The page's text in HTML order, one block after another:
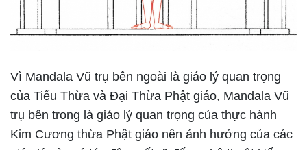
Vì Mandala Vũ trụ bên ngoài là giáo lý quan trọng
của Tiểu Thừa và Đại Thừa Phật giáo, Mandala Vũ
trụ bên trong là giáo lý quan trọng của thực hành
Kim Cương thừa Phật giáo nên ảnh hưởng của các